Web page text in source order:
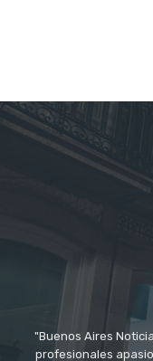
"Buenos Aires
profesionales